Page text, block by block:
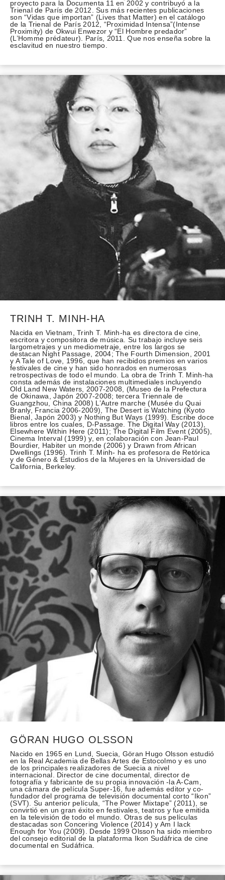
proyecto para la Documenta 11 en 2002 y contribuyó a la
Trienal de París de 2012. Sus más recientes publicaciones
son “Vidas que importan” (Lives that Matter) en el catálogo
de la Trienal de París 2012, “Proximidad Intensa”(Intense
Proximity) de Okwui Enwezor y “El Hombre predador”
(L’Homme prédateur). París, 2011. Que nos enseña sobre la
esclavitud en nuestro tiempo.
TRINH T. MINH-HA
Nacida en Vietnam, Trinh T. Minh-ha es directora de cine,
escritora y compositora de música. Su trabajo incluye seis
largometrajes y un mediometraje, entre los largos se
destacan Night Passage, 2004; The Fourth Dimension, 2001
y A Tale of Love, 1996, que han recibidos premios en varios
festivales de cine y han sido honrados en numerosas
retrospectivas de todo el mundo. La obra de Trinh T. Minh-ha
consta además de instalaciones multimediales incluyendo
Old Land New Waters, 2007-2008, (Museo de la Prefectura
de Okinawa, Japón 2007-2008; tercera Triennale de
Guangzhou, China 2008) L’Autre marche (Musée du Quai
Branly, Francia 2006-2009), The Desert is Watching (Kyoto
Bienal, Japón 2003) y Nothing But Ways (1999). Escribe doce
libros entre los cuales, D-Passage. The Digital Way (2013),
Elsewhere Within Here (2011); The Digital Film Event (2005),
Cinema Interval (1999) y, en colaboración con Jean-Paul
Bourdier, Habiter un monde (2006) y Drawn from African
Dwellings (1996). Trinh T. Minh- ha es profesora de Retórica
y de Género & Estudios de la Mujeres en la Universidad de
California, Berkeley.
GÖRAN HUGO OLSSON
Nacido en 1965 en Lund, Suecia, Göran Hugo Olsson estudió
en la Real Academia de Bellas Artes de Estocolmo y es uno
de los principales realizadores de Suecia a nivel
internacional. Director de cine documental, director de
fotografía y fabricante de su propia innovación -la A-Cam,
una cámara de película Super-16, fue además editor y co-
fundador del programa de televisión documental corto “Ikon”
(SVT). Su anterior película, “The Power Mixtape” (2011), se
convirtió en un gran éxito en festivales, teatros y fue emitida
en la televisión de todo el mundo. Otras de sus películas
destacadas son Concering Violence (2014) y Am I lack
Enough for You (2009). Desde 1999 Olsson ha sido miembro
del consejo editorial de la plataforma Ikon Sudáfrica de cine
documental en Sudáfrica.